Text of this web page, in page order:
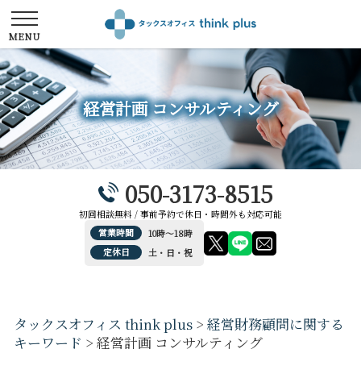
経営計画 コンサルティング
050-3173-8515
初回相談無料 / 事前予約で休日・時間外も対応可能
営業時間
10時～18時
定休日
土・日・祝
タックスオフィス think plus > 経営財務顧問に関する
キーワード > 経営計画 コンサルティング